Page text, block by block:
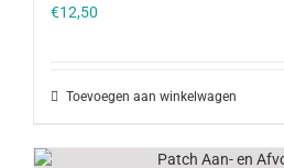
€12,50
Toevoegen aan winkelwagen